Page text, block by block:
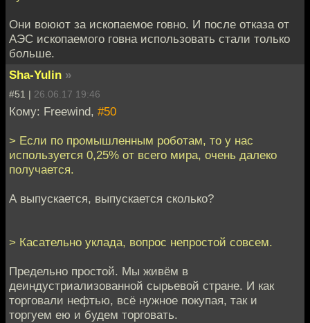
Они воюют за ископаемое говно. И после отказа от
АЭС ископаемого говна использовать стали только
больше.
Sha-Yulin »
#51 | 26.06.17 19:46
Кому: Freewind, #50
> Если по промышленным роботам, то у нас
используется 0,25% от всего мира, очень далеко
получается.
А выпускается, выпускается сколько?
> Касательно уклада, вопрос непростой совсем.
Предельно простой. Мы живём в
деиндустриализованной сырьевой стране. И как
торговали нефтью, всё нужное покупая, так и
торгуем ею и будем торговать.